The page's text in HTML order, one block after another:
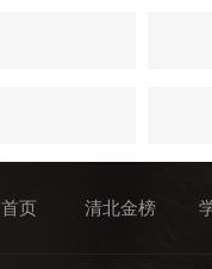
首页 清北金榜